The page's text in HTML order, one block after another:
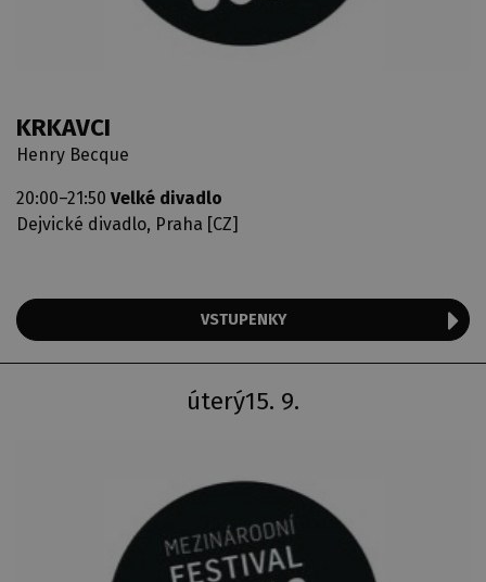
KRKAVCI
Henry Becque
20:00–21:50 Velké divadlo
Dejvické divadlo, Praha [CZ]
VSTUPENKY
15. 9.
úterý